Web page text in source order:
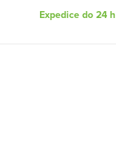
Expedice do 24 h